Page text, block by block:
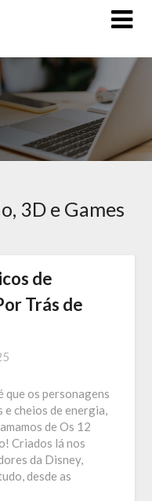
3D e Games
de
Trás de
que os personagens
e cheios de energia,
de Os 12
Criados lá nos
da Disney,
desde as